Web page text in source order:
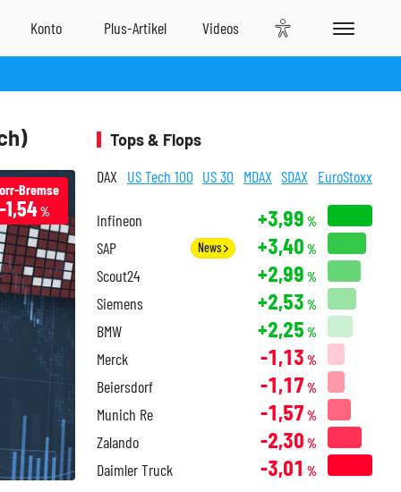
Bremse
-1,54 %
Tops & Flops
DAX US Tech 100 US 30 MDAX SDAX EuroStoxx
Infineon +3,99 %
SAP News +3,40 %
Scout24 +2,99 %
Siemens +2,53 %
BMW +2,25 %
Merck -1,13 %
Beiersdorf -1,17 %
Munich Re -1,57 %
Zalando -2,30 %
Daimler Truck -3,01 %